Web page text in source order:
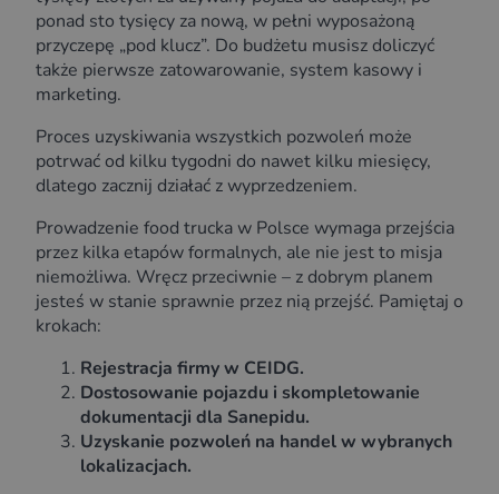
ponad sto tysięcy za nową, w pełni wyposażoną
przyczepę „pod klucz”. Do budżetu musisz doliczyć
także pierwsze zatowarowanie, system kasowy i
marketing.
Proces uzyskiwania wszystkich pozwoleń może
potrwać od kilku tygodni do nawet kilku miesięcy,
dlatego zacznij działać z wyprzedzeniem.
Prowadzenie food trucka w Polsce wymaga przejścia
przez kilka etapów formalnych, ale nie jest to misja
niemożliwa. Wręcz przeciwnie – z dobrym planem
jesteś w stanie sprawnie przez nią przejść. Pamiętaj o
krokach:
Rejestracja firmy w CEIDG.
Dostosowanie pojazdu i skompletowanie
dokumentacji dla Sanepidu.
Uzyskanie pozwoleń na handel w wybranych
lokalizacjach.